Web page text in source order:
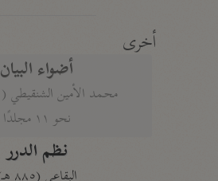
أخرى
أضواء البيان
محمد الأمين الشنقيطي (١٣٩٤ هـ)
نحو ١١ مجلدًا
نظم الدرر